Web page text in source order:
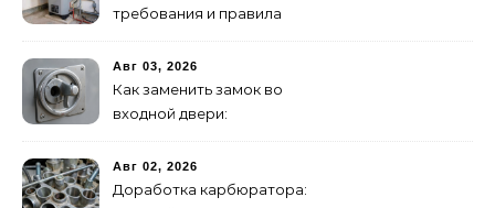
требования и правила
Авг 03, 2026
Как заменить замок во
входной двери:
сувальдный
Авг 02, 2026
Доработка карбюратора: